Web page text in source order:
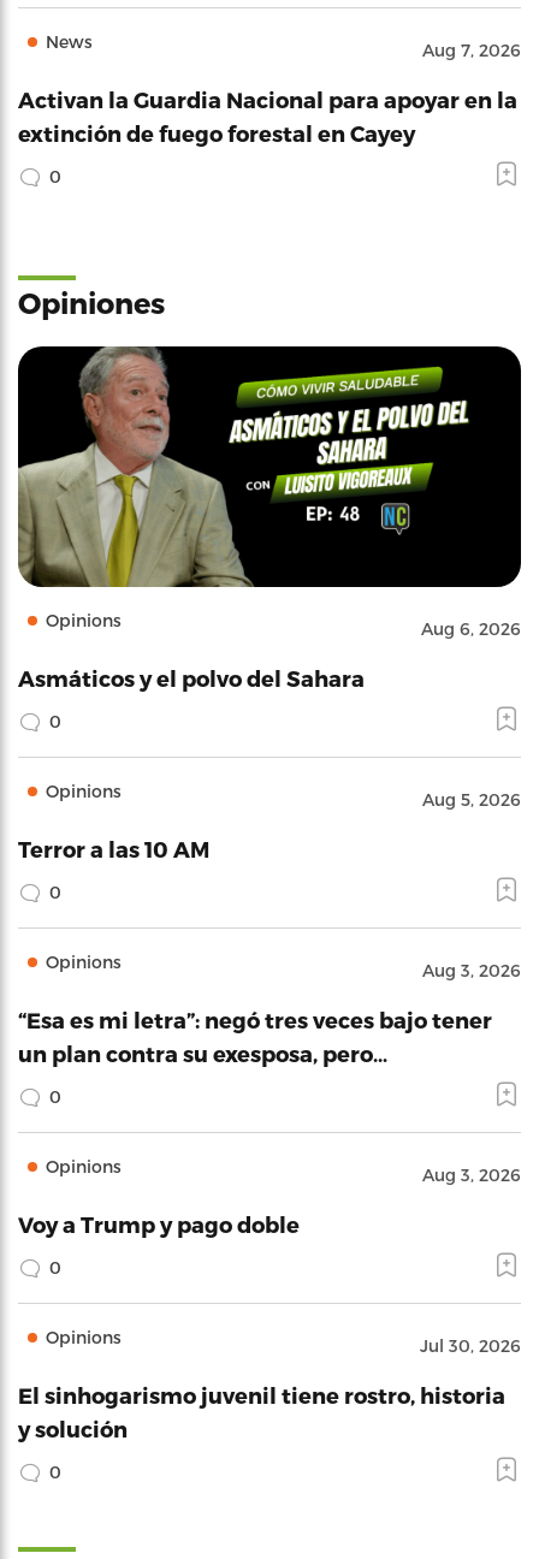
News Aug 7, 2026
Activan la Guardia Nacional para apoyar en la
extinción de fuego forestal en Cayey
0
Opiniones
Opinions Aug 6, 2026
Asmáticos y el polvo del Sahara
0
Opinions Aug 5, 2026
Terror a las 10 AM
0
Opinions Aug 3, 2026
“Esa es mi letra”: negó tres veces bajo tener
un plan contra su exesposa, pero…
0
Opinions Aug 3, 2026
Voy a Trump y pago doble
0
Opinions Jul 30, 2026
El sinhogarismo juvenil tiene rostro, historia
y solución
0